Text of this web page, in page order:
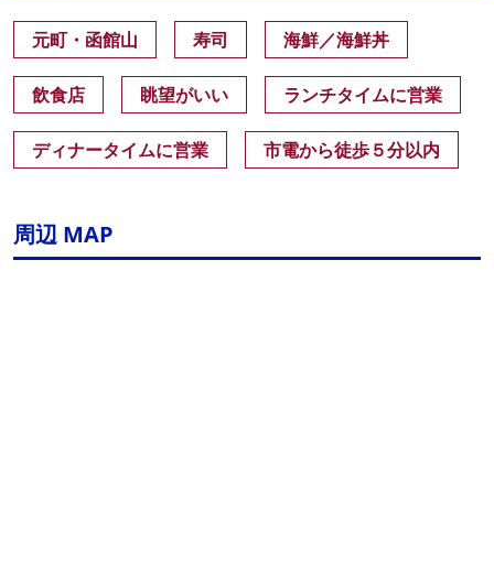
元町・函館山 寿司 海鮮／海鮮丼
飲食店 眺望がいい ランチタイムに営業
ディナータイムに営業 市電から徒歩５分以内
周辺 MAP